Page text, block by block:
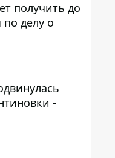
получить до
делу о
-